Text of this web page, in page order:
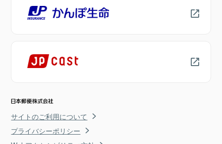
サイトのご利用について
プライバシーポリシー